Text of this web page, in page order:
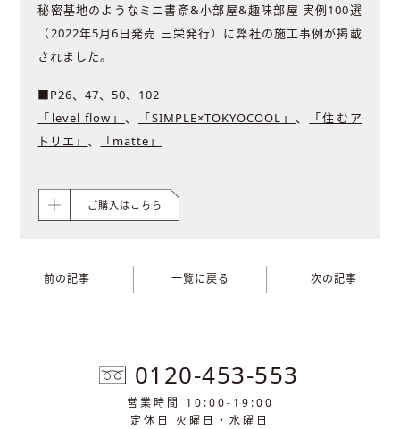
秘密基地のようなミニ書斎&小部屋&趣味部屋 実例100選
（2022年5月6日発売 三栄発行）に弊社の施工事例が掲載
されました。
■P26、47、50、102
「level flow」 、 「SIMPLE×TOKYOCOOL」 、
「住むア
トリエ」 、 「matte」
ご購入はこちら
前の記事 一覧に戻る 次の記事
0120-453-553
営業時間 10:00-19:00
定休日 火曜日・水曜日